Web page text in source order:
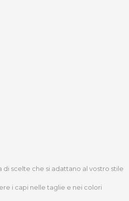
scelte che si adattano al vostro stile
i capi nelle taglie e nei colori